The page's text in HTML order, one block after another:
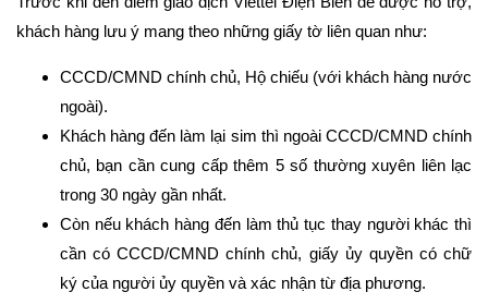
khách hàng lưu ý mang theo những giấy tờ liên quan như:
CCCD/CMND chính chủ, Hộ chiếu (với khách hàng nước
ngoài).
Khách hàng đến làm lại sim thì ngoài CCCD/CMND chính
chủ, bạn cần cung cấp thêm 5 số thường xuyên liên lạc
trong 30 ngày gần nhất.
Còn nếu khách hàng đến làm thủ tục thay người khác thì
cần có CCCD/CMND chính chủ, giấy ủy quyền có chữ
ký của người ủy quyền và xác nhận từ địa phương.